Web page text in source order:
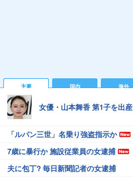
主要 国内 海外
女優・山本舞香 第1子を出産
「ルパン三世」名乗り強盗指示か
7歳に暴行か 施設従業員の女逮捕
夫に包丁? 毎日新聞記者の女逮捕